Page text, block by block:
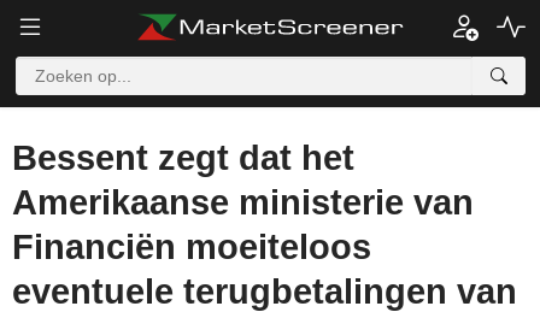
Bessent zegt dat het
Amerikaanse ministerie van
Financiën moeiteloos
eventuele terugbetalingen van